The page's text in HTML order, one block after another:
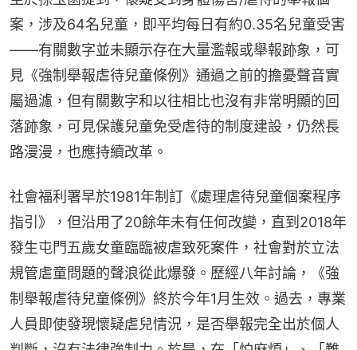
案，涉及64名兒童，即平均每日有約0.35名兒童受害
——有關數字並未顯示存在大量濫報或舉報跡象，可
見《強制舉報虐待兒童條例》通過之前的擔憂聲音實
屬過濾，但有關數字和以往相比也沒有非常明顯的回
落跡象，可見保護兒童免受虐待的制度建設，仍然長
路漫漫，也應持續改革。
社會福利署早於1981年制訂《處理虐待兒童個案程序
指引》，但沿用了20餘年未有任何改變，直到2018年
發生屯門五歲女童臨臨被虐致死案件，社會對於立法
規管虐童問題的聲浪從此爆發。歷經八年討論，《強
制舉報虐待兒童條例》終於今年1月生效。過去，專業
人員即使發現懷疑虐兒情況，是否舉報完全出於個人